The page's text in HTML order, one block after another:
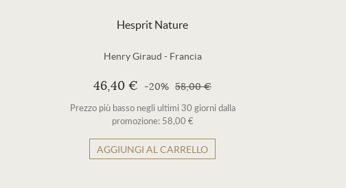
Hesprit Nature
Henry Giraud - Francia
46,40 € -20% 58,00 €
Prezzo più basso negli ultimi 30 giorni dalla
promozione: 58,00 €
AGGIUNGI AL CARRELLO